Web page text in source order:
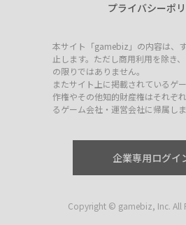
プライバシーポ
本サイト「gamebiz」の内容は、
止します。ただし商用利用を除き
の限りではありません。
またサイト上に掲載されているゲ
作権やその他知的財産権はそれぞ
るゲーム会社・運営会社に帰属しま
企業専用ログイ
Copyright © gamebiz, Inc. All